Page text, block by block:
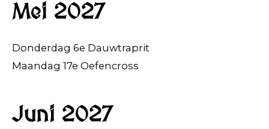
Mei 2027
Donderdag 6e Dauwtraprit
Maandag 17e Oefencross
Juni 2027